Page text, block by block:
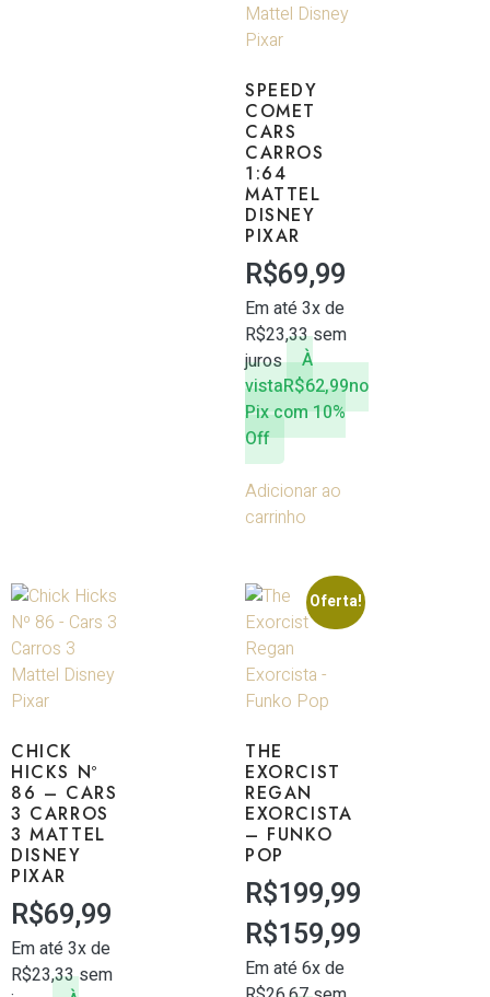
SPEEDY
COMET
CARS
CARROS
1:64
MATTEL
DISNEY
PIXAR
R$69,99
Em até 3x de
R$23,33sem
juros
À
vistaR$62,99no
Pix com 10%
Off
Adicionar ao
carrinho
CHICK
HICKS Nº
86 – CARS
3 CARROS
3 MATTEL
DISNEY
PIXAR
R$69,99
Em até 3x de
R$23,33sem
Oferta!
THE
EXORCIST
REGAN
EXORCISTA
– FUNKO
POP
R$199,99
R$159,99
Em até 6x de